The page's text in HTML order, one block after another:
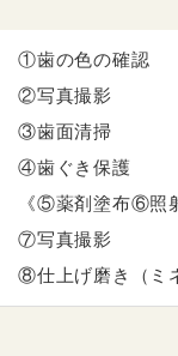
①歯の色の確認
②写真撮影
③歯面清掃
④歯ぐき保護
《⑤薬剤塗布⑥照
⑦写真撮影
⑧仕上げ磨き（ミ